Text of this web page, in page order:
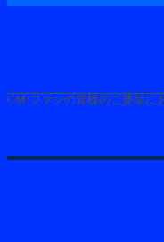
CM:ファンの皆様のご要望に